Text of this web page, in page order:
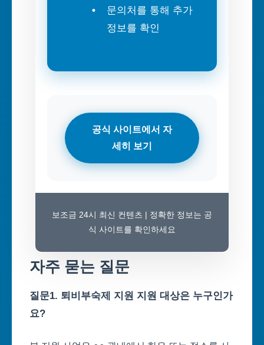
문의처를 통해 추가
정보를 확인
공식 사이트에서 자
세히 보기
보조금 24시 최신 컨텐츠 | 정확한 정보는 공
식 사이트를 확인하세요
자주 묻는 질문
질문1. 퇴비부숙제 지원 지원 대상은 누구인가
요?